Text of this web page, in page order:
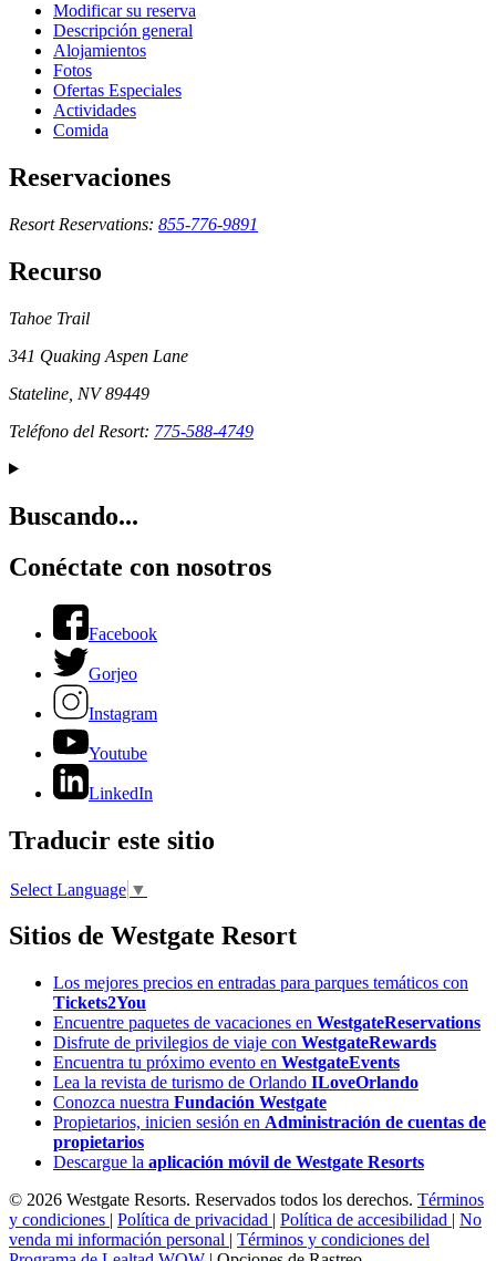
Modificar su reserva
Descripción general
Alojamientos
Fotos
Ofertas Especiales
Actividades
Comida
Reservaciones
Resort Reservations: 855-776-9891
Recurso
Tahoe Trail
341 Quaking Aspen Lane
Stateline, NV 89449
Teléfono del Resort: 775-588-4749
Buscando...
Conéctate con nosotros
Facebook
Gorjeo
Instagram
Youtube
LinkedIn
Traducir este sitio
Select Language ▼
Sitios de Westgate Resort
Los mejores precios en entradas para parques temáticos con
Tickets2You
Encuentre paquetes de vacaciones en WestgateReservations
Disfrute de privilegios de viaje con WestgateRewards
Encuentra tu próximo evento en WestgateEvents
Lea la revista de turismo de Orlando ILoveOrlando
Conozca nuestra Fundación Westgate
Propietarios, inicien sesión en Administración de cuentas de
propietarios
Descargue la aplicación móvil de Westgate Resorts
© 2026 Westgate Resorts. Reservados todos los derechos. Términos
y condiciones | Política de privacidad | Política de accesibilidad | No
venda mi información personal | Términos y condiciones del